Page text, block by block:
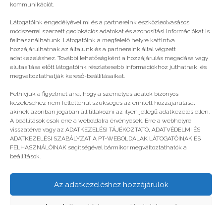
kommunikációt.
Látogatóink engedélyével mi és a partnereink eszközleolvasásos
módszerrel szerzett geolokációs adatokat és azonosítási információkat is
felhasználhatunk. Látogatóink a megfelelő helyre kattintva
hozzájárulhatnak az általunk és a partnereink által végzett
adatkezeléshez. További lehetőségként a hozzájárulás megadása vagy
elutasítása előtt látogatóink részletesebb információkhoz juthatnak, és
megváltoztathatják kereső-beállításaikat.
Felhívjuk a figyelmet arra, hogy a személyes adatok bizonyos
kezeléséhez nem feltétlenül szükséges az érintett hozzájárulása,
akinek azonban jogában áll tiltakozni az ilyen jellegű adatkezelés ellen.
A beállítások csak erre a weboldalra érvényesek. Erre a webhelyre
visszatérve vagy az ADATKEZELÉSI TÁJÉKOZTATÓ, ADATVÉDELMI ÉS
ADATKEZELÉSI SZABÁLYZAT A PT-WEBOLDALAK LÁTOGATÓINAK ÉS
FELHASZNÁLÓINAK segítségével bármikor megváltoztathatók a
beállítások.
Az adatkezeléshez hozzájárulok
FLX04 | Infóhegyek